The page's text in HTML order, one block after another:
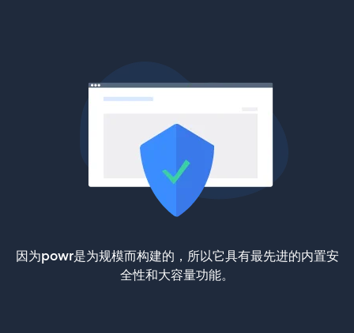
因为powr是为规模而构建的，所以它具有最先进的内置安
全性和大容量功能。